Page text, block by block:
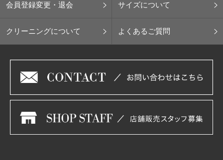
会員登録変更・退会 サイズについて
クリーニングについて よくあるご質問